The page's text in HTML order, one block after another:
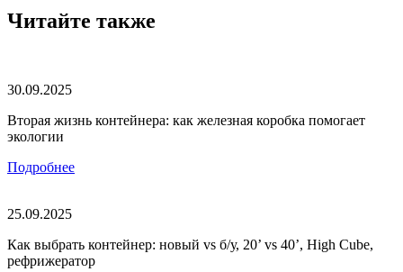
Читайте также
30.09.2025
Вторая жизнь контейнера: как железная коробка помогает
экологии
Подробнее
25.09.2025
Как выбрать контейнер: новый vs б/у, 20’ vs 40’, High Cube,
рефрижератор